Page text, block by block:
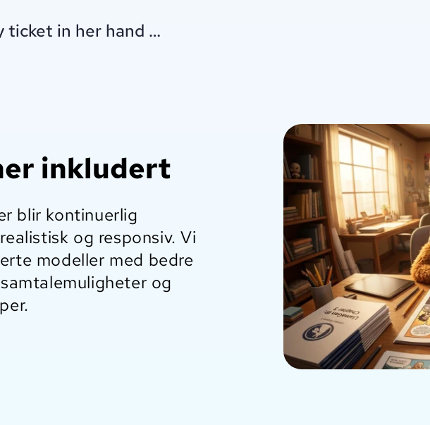
ticket in her hand matched every number on the
inkludert
blir kontinuerlig
og responsiv. Vi
modeller med bedre
og